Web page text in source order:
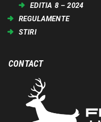
EDITIA 8 – 2024
REGULAMENTE
STIRI
CONTACT